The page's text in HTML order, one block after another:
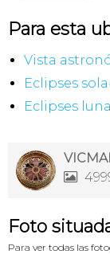
Para esta
Vista
Eclipses
Eclipses

Foto
Para ver todas las